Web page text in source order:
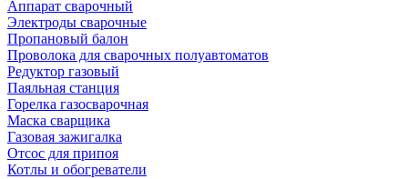
Аппарат сварочный
Электроды сварочные
Пропановый балон
Проволока для сварочных полуавтоматов
Редуктор газовый
Паяльная станция
Горелка газосварочная
Маска сварщика
Газовая зажигалка
Отсос для припоя
Котлы и обогреватели